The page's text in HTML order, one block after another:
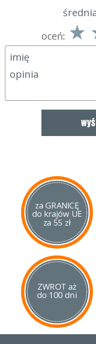
manetki na prawym
za pomocą centralnego
Układ optyczny lornetki
powlekana gumą
i upadki z niewielkich
W komplecie pasek do
oceń:
za GRANICĘ
do krajów UE
za 55 zł
ZWROT aż
do 100 dni